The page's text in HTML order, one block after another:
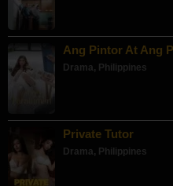
Ang Pintor At Ang
Drama, Philippines
Private Tutor
Drama, Philippines